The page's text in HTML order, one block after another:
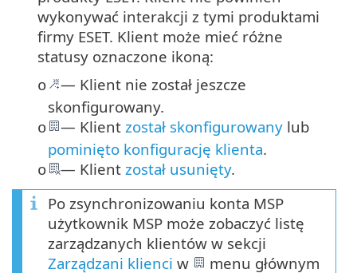
wykonywać interakcji z tymi produktami
firmy ESET. Klient może mieć różne
statusy oznaczone ikoną:
o
— Klient nie został jeszcze
skonfigurowany.
o — Klient został skonfigurowany lub
pominięto konfigurację klienta.
o — Klient został usunięty.
Po zsynchronizowaniu konta MSP
użytkownik MSP może zobaczyć listę
zarządzanych klientów w sekcji
Zarządzani klienci w menu głównym